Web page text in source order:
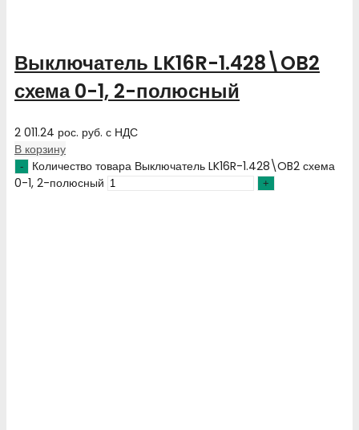
Выключатель LK16R-1.428\OB2
схема 0-1, 2-полюсный
2 011.24 рос. руб. с НДС
В корзину
Количество товара Выключатель LK16R-1.428\OB2 схема
0-1, 2-полюсный